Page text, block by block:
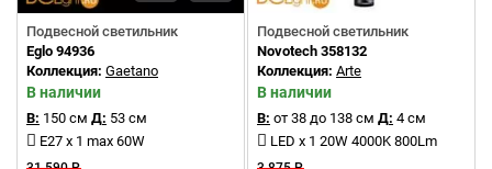
Подвесной светильник
Eglo 94936
Коллекция: Gaetano
В наличии
В: 150 см Д: 53 см
E27 x 1 max 60W
Подвесной светильник
Novotech 358132
Коллекция: Arte
В наличии
В: от 38 до 138 см Д: 4 см
LED x 1 20W 4000K 800Lm